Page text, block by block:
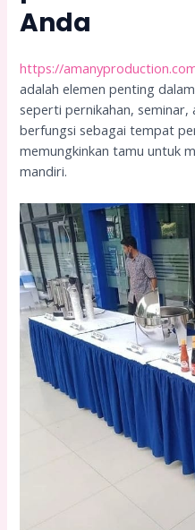
Anda
https://
adalah elemen penting
seperti pernikahan, seminar,
berfungsi sebagai tempat
memungkinkan tamu untuk
mandiri.